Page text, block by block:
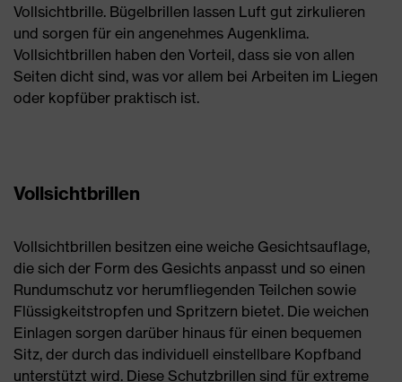
Vollsichtbrille. Bügelbrillen lassen Luft gut zirkulieren
und sorgen für ein angenehmes Augenklima.
Vollsichtbrillen haben den Vorteil, dass sie von allen
Seiten dicht sind, was vor allem bei Arbeiten im Liegen
oder kopfüber praktisch ist.
Vollsichtbrillen
Vollsichtbrillen besitzen eine weiche Gesichtsauflage,
die sich der Form des Gesichts anpasst und so einen
Rundumschutz vor herumfliegenden Teilchen sowie
Flüssigkeitstropfen und Spritzern bietet. Die weichen
Einlagen sorgen darüber hinaus für einen bequemen
Sitz, der durch das individuell einstellbare Kopfband
unterstützt wird. Diese Schutzbrillen sind für extreme